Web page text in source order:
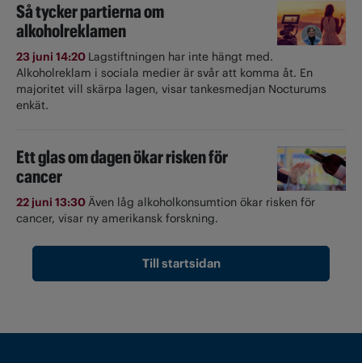
Så tycker partierna om
alkoholreklamen
23 juni 14:20 Lagstiftningen har inte hängt med.
Alkoholreklam i sociala medier är svår att komma åt. En
majoritet vill skärpa lagen, visar tankesmedjan Nocturums
enkät.
Ett glas om dagen ökar risken för
cancer
22 juni 13:30Även låg alkoholkonsumtion ökar risken för
cancer, visar ny amerikansk forskning.
Till startsidan